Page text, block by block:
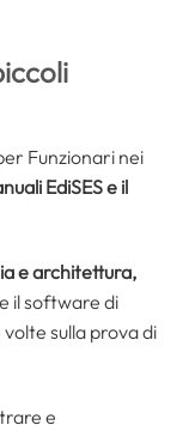
Funzionari nei
EdiSES e il
e architettura,
il software di
sulla prova di
e